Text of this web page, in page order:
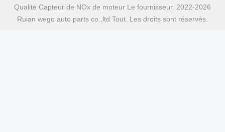
Qualité Capteur de NOx de moteur Le fournisseur. 2022-2026
Ruian wego auto parts co.,ltd Tout. Les droits sont réservés.